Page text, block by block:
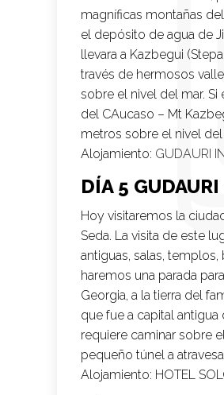
magníficas montañas
el depósito de agua de
llevara a Kazbegui
través de hermosos
sobre el nivel del mar.
del CAucaso – Mt
metros sobre el nivel del
Alojamiento: GUDAURI
DÍA 5
Hoy visitaremos la
Seda. La visita de este
antiguas, salas,
haremos una parada
Georgia, a la tierra del
que fue a capital
requiere caminar sobre
pequeño túnel a
Alojamiento: HOTEL